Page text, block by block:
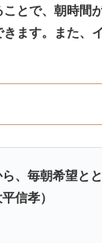
とで、朝時間
ます。また、
、毎朝希望と
信孝）